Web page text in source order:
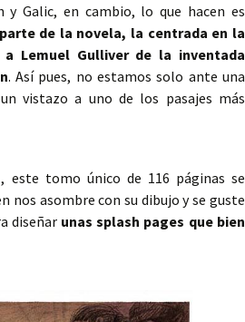
y Galic, en cambio, lo que hacen es
de la novela, la centrada en la
Lemuel Gulliver de la inventada
. Así pues, no estamos solo ante una
vistazo a uno de los pasajes más
este tomo único de 116 páginas se
nos asombre con su dibujo y se guste
diseñar unas splash pages que bien